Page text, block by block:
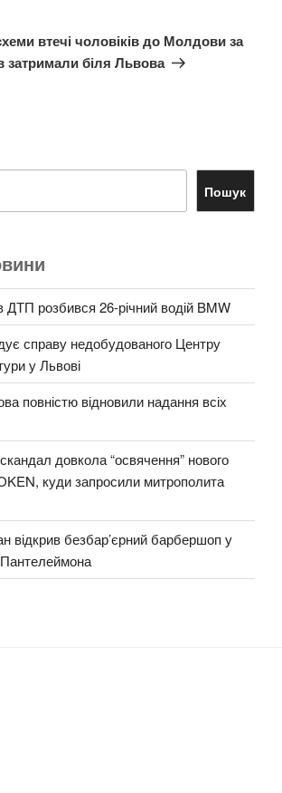
втечі чоловіків до Молдови за
затримали біля Львова
Пошук
ДТП розбився 26-річний водій BMW
справу недобудованого Центру
у Львові
повністю відновили надання всіх
довкола “освячення” нового
куди запросили митрополита
відкрив безбар’єрний барбершоп у
Пантелеймона